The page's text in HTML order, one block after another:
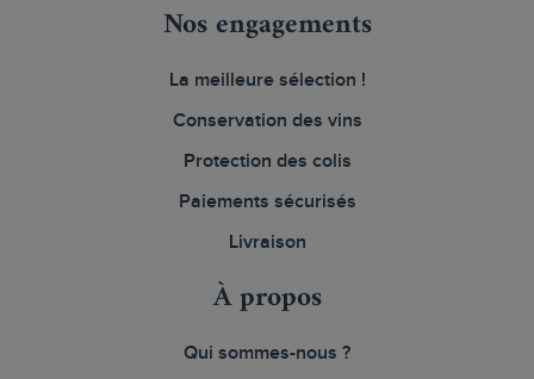
Nos engagements
La meilleure sélection !
Conservation des vins
Protection des colis
Paiements sécurisés
Livraison
À propos
Qui sommes-nous ?